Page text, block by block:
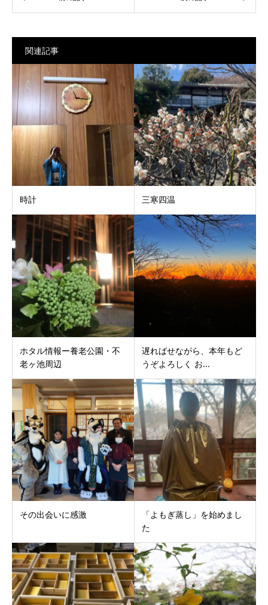
関連記事
時計 三寒四温
ホタル情報ー養老公園・不
老ヶ池周辺
遅ればせながら、本年もど
うぞよろしく お...
その出会いに感激
「よもぎ蒸し」を始めまし
た